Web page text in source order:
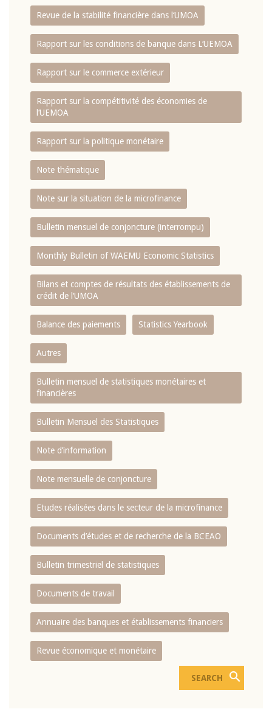
Revue de la stabilité financière dans l‘UMOA
Rapport sur les conditions de banque dans L‘UEMOA
Rapport sur le commerce extérieur
Rapport sur la compétitivité des économies de
l‘UEMOA
Rapport sur la politique monétaire
Note thématique
Note sur la situation de la microfinance
Bulletin mensuel de conjoncture (interrompu)
Monthly Bulletin of WAEMU Economic Statistics
Bilans et comptes de résultats des établissements de
crédit de l‘UMOA
Balance des paiements Statistics Yearbook
Autres
Bulletin mensuel de statistiques monétaires et
financières
Bulletin Mensuel des Statistiques
Note d’information
Note mensuelle de conjoncture
Etudes réalisées dans le secteur de la microfinance
Documents d’études et de recherche de la BCEAO
Bulletin trimestriel de statistiques
Documents de travail
Annuaire des banques et établissements financiers
Revue économique et monétaire